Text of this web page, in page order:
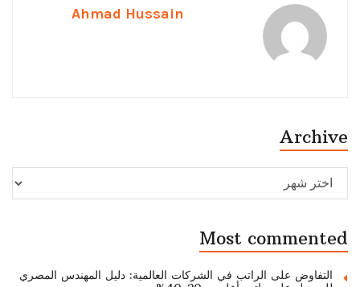
Ahmad Hussain
Archive
Archive
Most commented
التفاوض على الراتب في الشركات العالمية: دليل المهندس المصري